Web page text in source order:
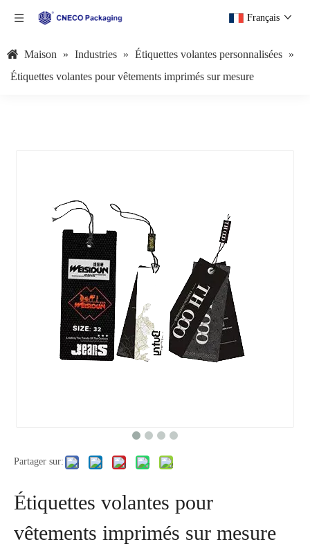
Français
Maison » Industries » Étiquettes volantes personnalisées »
Étiquettes volantes pour vêtements imprimés sur mesure
Partager sur:
Étiquettes volantes pour
vêtements imprimés sur mesure